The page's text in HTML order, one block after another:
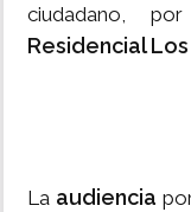
ciudadano,
Residencial
La audiencia